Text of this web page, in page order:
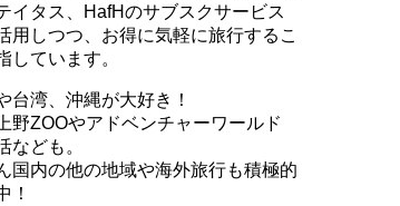
イタス、HafHのサブスクサービス
用しつつ、お得に気軽に旅行するこ
しています。
台湾、沖縄が大好き！
野ZOOやアドベンチャーワールド
なども。
国内の他の地域や海外旅行も積極的
！